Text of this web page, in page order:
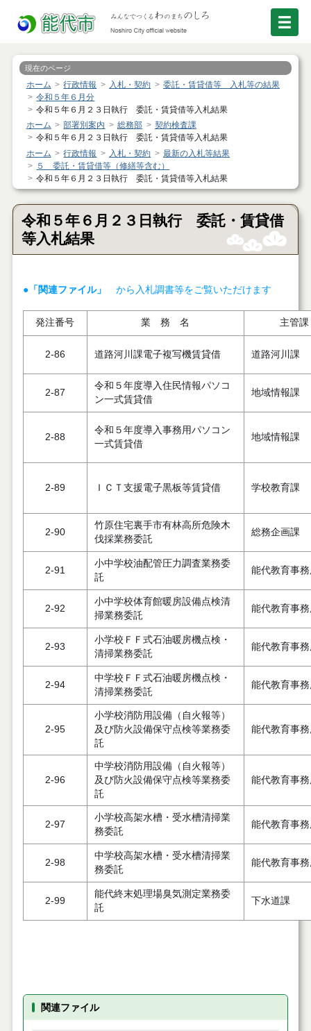
現在のページ
ホーム 行政情報 入札・契約
委託・賃貸借等 入札等の結果
令和５年６月分
令和５年６月２３日執行 委託・賃貸借等入札結果
ホーム
部署別案内 総務部
契約検査課
令和５年６月２３日執行 委託・賃貸借等入札結果
ホーム
行政情報 入札・契約
最新の入札等結果
５ 委託・賃貸借等（修繕等含む）
令和５年６月２３日執行 委託・賃貸借等入札結果
令和５年６月２３日執行 委託・賃貸借
等入札結果
●「関連ファイル」 から入札調書等をご覧いただけます
発注番号 業 務 名 主管課
2-86 道路河川課電子複写機賃貸借 道路河川課
2-87
令和５年度導入住民情報パソコ
ン一式賃貸借
地域情報課
2-88
令和５年度導入事務用パソコン
一式賃貸借
地域情報課
2-89 ＩＣＴ支援電子黒板等賃貸借 学校教育課
2-90
竹原住宅裏手市有林高所危険木
伐採業務委託
総務企画課
2-91
小中学校油配管圧力調査業務委
託
能代教育事
2-92
小中学校体育館暖房設備点検清
掃業務委託
能代教育事
2-93
小学校ＦＦ式石油暖房機点検・
清掃業務委託
能代教育事
2-94
中学校ＦＦ式石油暖房機点検・
清掃業務委託
能代教育事
2-95
小学校消防用設備（自火報等）
及び防火設備保守点検等業務委
託
能代教育事
2-96
中学校消防用設備（自火報等）
及び防火設備保守点検等業務委
託
能代教育事
2-97
小学校高架水槽・受水槽清掃業
務委託
能代教育事
2-98
中学校高架水槽・受水槽清掃業
務委託
能代教育事
2-99
能代終末処理場臭気測定業務委
託
下水道課
関連ファイル